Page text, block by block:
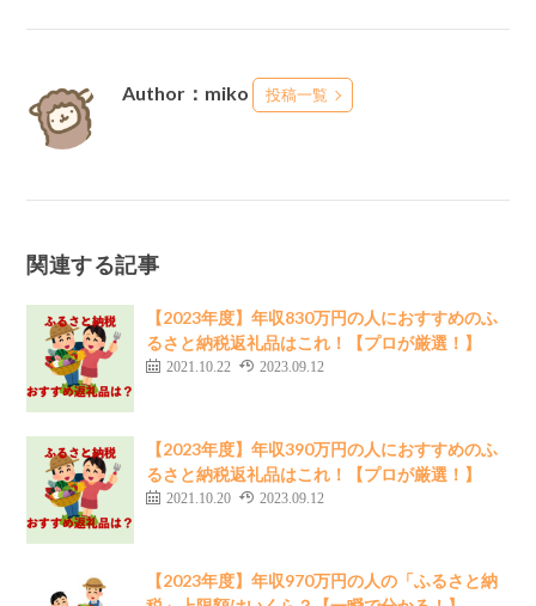
Author：miko 投稿一覧
関連する記事
【2023年度】年収830万円の人におすすめのふ
るさと納税返礼品はこれ！【プロが厳選！】
2021.10.22 2023.09.12
【2023年度】年収390万円の人におすすめのふ
るさと納税返礼品はこれ！【プロが厳選！】
2021.10.20 2023.09.12
【2023年度】年収970万円の人の「ふるさと納